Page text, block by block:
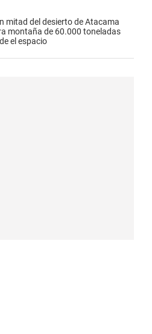
mitad del desierto de Atacama
montaña de 60.000 toneladas
el espacio